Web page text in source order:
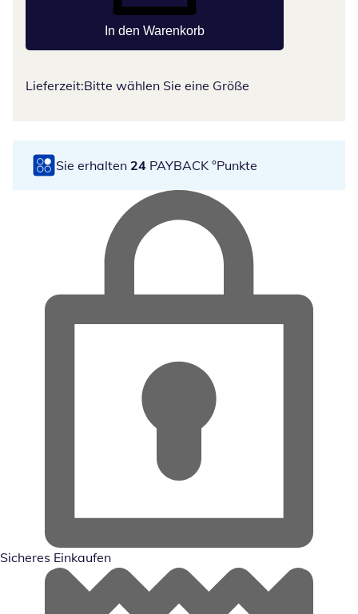
In den Warenkorb
Lieferzeit:Bitte wählen Sie eine Größe
Sie erhalten 24 PAYBACK °Punkte
Sicheres Einkaufen